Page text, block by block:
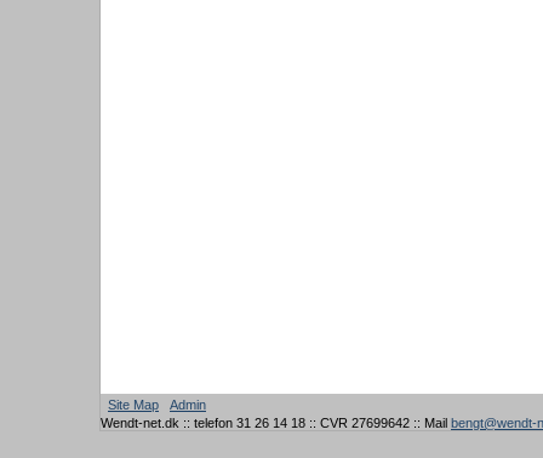
Site Map
Admin
Wendt-net.dk :: telefon 31 26 14 18 :: CVR 27699642 :: Mail bengt@wendt-